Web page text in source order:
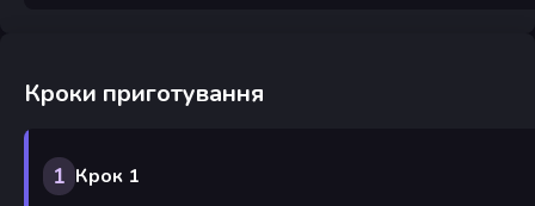
Кроки приготування
1 Крок 1